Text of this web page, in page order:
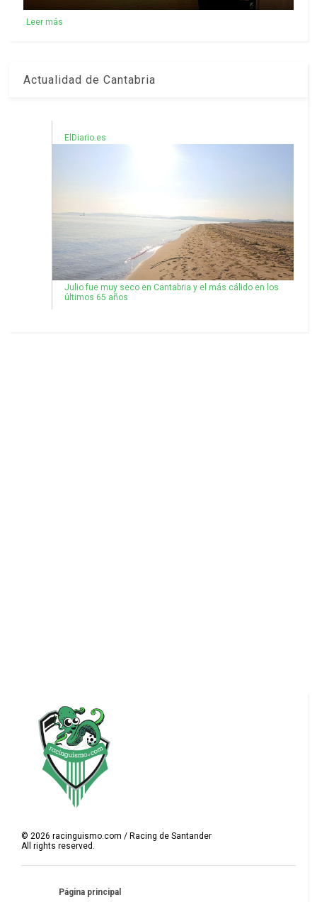
Leer más
Actualidad de Cantabria
ElDiario.es
Julio fue muy seco en Cantabria y el más cálido en los
últimos 65 años
© 2026 racinguismo.com / Racing de Santander
All rights reserved.
Página principal